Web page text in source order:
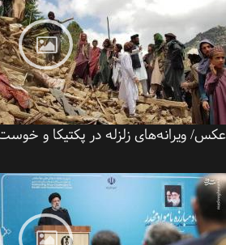
ویرانه‌های زلزله در پکتیکا و خوست